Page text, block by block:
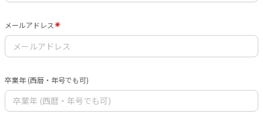
メールアドレス
卒業年 (西暦・年号でも可)